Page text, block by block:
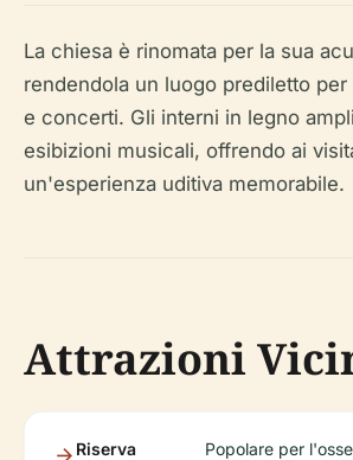
La chiesa è rinomata per la sua
rendendola un luogo prediletto
e concerti. Gli interni in legno
esibizioni musicali, offrendo ai
un'esperienza uditiva memorabile.
Attrazioni
Riserva
Popolare per